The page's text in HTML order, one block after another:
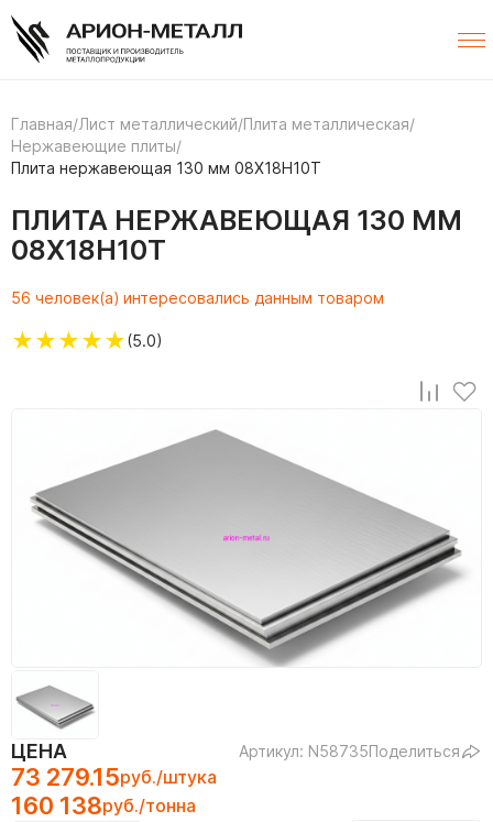
Главная/Лист металлический/Плита металлическая/
Нержавеющие плиты/
Плита нержавеющая 130 мм 08Х18Н10Т
ПЛИТА НЕРЖАВЕЮЩАЯ 130 ММ
08Х18Н10Т
56 человек(а) интересовались данным товаром
★★★★★(5.0)
ЦЕНА Артикул: N58735Поделиться
73 279.15руб./штука
160 138руб./тонна